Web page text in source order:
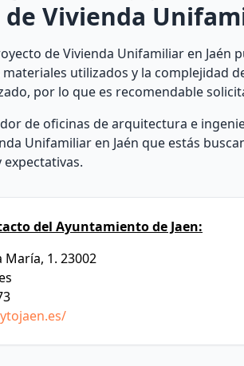
Vivienda
de Vivienda Unifamiliar en
materiales utilizados y la complejidad
por lo que es recomendable
de oficinas de arquitectura e
Unifamiliar en Jaén que estás
expectativas.
del Ayuntamiento de Jaen:
María, 1. 23002